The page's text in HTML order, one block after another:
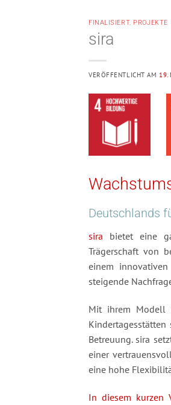
FINALISIERT, PROJEKTE
sira
VERÖFFENTLICHT AM 19.
Deutschlands
sira
bietet eine
Trägerschaft von
einem
steigende
Mit ihrem Modell
Betreuung. sira
einer
eine hohe
In diesem kurzen